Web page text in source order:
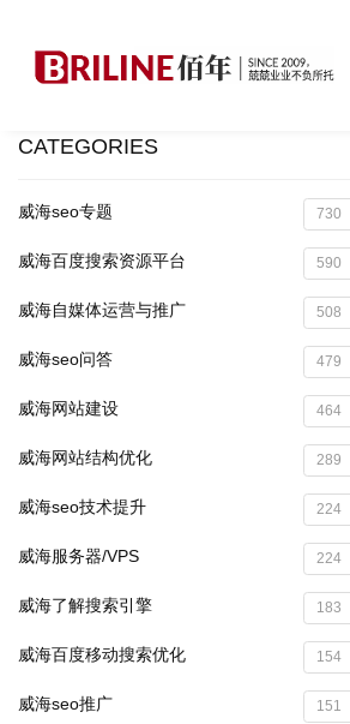
CATEGORIES
威海seo专题 730
威海百度搜索资源平台 590
威海自媒体运营与推广 508
威海seo问答 479
威海网站建设 464
威海网站结构优化 289
威海seo技术提升 224
威海服务器/VPS 224
威海了解搜索引擎 183
威海百度移动搜索优化 154
威海seo推广 151